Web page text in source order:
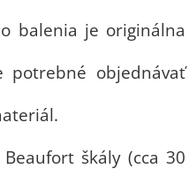
balenia je originálna
potrebné objednávať
škály (cca 30